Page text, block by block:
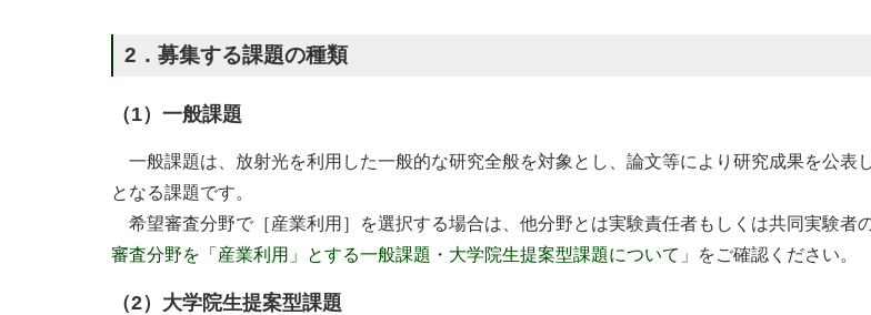
2．募集する課題の種類
（1）一般課題
一般課題は、放射光を利用した一般的な研究全般を対象とし、論文等により研究成果を公表
となる課題です。
希望審査分野で［産業利用］を選択する場合は、他分野とは実験責任者もしくは共同実験者
審査分野を「産業利用」とする一般課題・大学院生提案型課題について 」をご確認ください。
（2）大学院生提案型課題